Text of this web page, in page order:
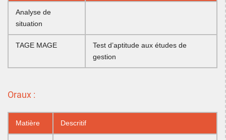
Analyse de
situation
TAGE MAGE
Test d’aptitude aux études de
gestion
Oraux :
Matière Descritif